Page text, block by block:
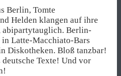
Berlin, Tomte
Helden klangen auf ihre
abipartytauglich. Berlin-
in Latte-Macchiato-Bars
Diskotheken. Bloß tanzbar!
Texte! Und vor